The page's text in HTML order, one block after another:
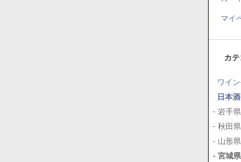
マイ
カテ
ワイ
日本酒
- 岩手県
- 秋田県
- 山形県
- 宮城県